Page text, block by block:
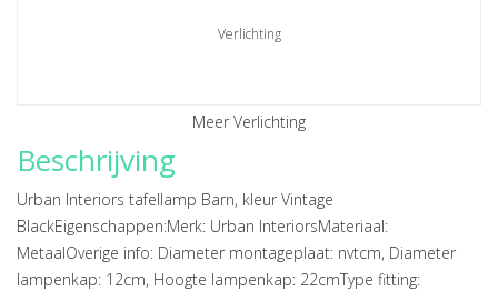
Verlichting
Meer Verlichting
Beschrijving
Urban Interiors tafellamp Barn, kleur Vintage
BlackEigenschappen:Merk: Urban InteriorsMateriaal:
MetaalOverige info: Diameter montageplaat: nvtcm, Diameter
lampenkap: 12cm, Hoogte lampenkap: 22cmType fitting: